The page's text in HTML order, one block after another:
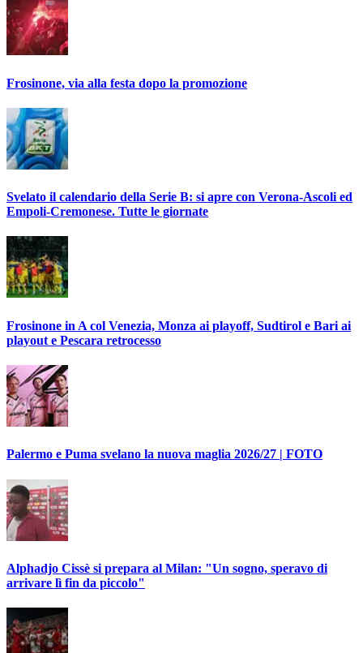
Frosinone, via alla festa dopo la promozione
Svelato il calendario della Serie B: si apre con Verona-Ascoli ed
Empoli-Cremonese. Tutte le giornate
Frosinone in A col Venezia, Monza ai playoff, Sudtirol e Bari ai
playout e Pescara retrocesso
Palermo e Puma svelano la nuova maglia 2026/27 | FOTO
Alphadjo Cissè si prepara al Milan: "Un sogno, speravo di
arrivare lì fin da piccolo"